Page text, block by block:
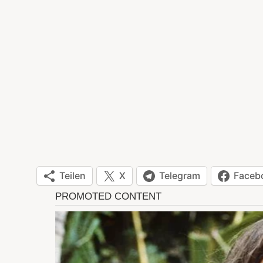
Teilen X Telegram